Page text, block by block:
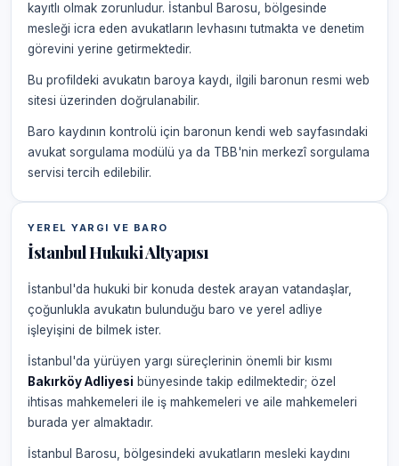
kayıtlı olmak zorunludur. İstanbul Barosu, bölgesinde
mesleği icra eden avukatların levhasını tutmakta ve denetim
görevini yerine getirmektedir.
Bu profildeki avukatın baroya kaydı, ilgili baronun resmi web
sitesi üzerinden doğrulanabilir.
Baro kaydının kontrolü için baronun kendi web sayfasındaki
avukat sorgulama modülü ya da TBB'nin merkezî sorgulama
servisi tercih edilebilir.
YEREL YARGI VE BARO
İstanbul Hukuki Altyapısı
İstanbul'da hukuki bir konuda destek arayan vatandaşlar,
çoğunlukla avukatın bulunduğu baro ve yerel adliye
işleyişini de bilmek ister.
İstanbul'da yürüyen yargı süreçlerinin önemli bir kısmı
Bakırköy Adliyesi bünyesinde takip edilmektedir; özel
ihtisas mahkemeleri ile iş mahkemeleri ve aile mahkemeleri
burada yer almaktadır.
İstanbul Barosu, bölgesindeki avukatların mesleki kaydını